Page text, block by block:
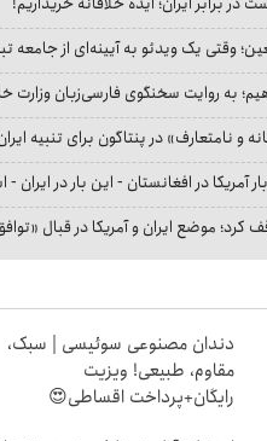
وقتی یک ویدئو به آیینه‌ای از
به روایت سخنگوی فارسی‌زبان وزارت
و نامتعارف» در پنتاگون برای تنبیه
آمریکا در افغانستان - این بار در ایران
کرد؛ موضع ایران و آمریکا در قبال
دندان مصنوعی سوئیسی | سبک،
مقاوم، طبیعی! ویزیت
رایگان+پرداخت اقساطی😍